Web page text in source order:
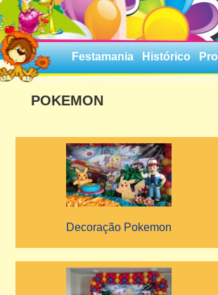
Festamania Histórico
POKEMON
Decoração Pokemon